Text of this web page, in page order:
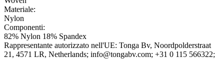
Materiale:
Nylon
Componenti:
82% Nylon 18% Spandex
Rappresentante autorizzato nell'UE: Tonga Bv, Noordpolderstraat
21 , 4571 LR, Netherlands; info@tongabv.com; +31 0 115 566322;